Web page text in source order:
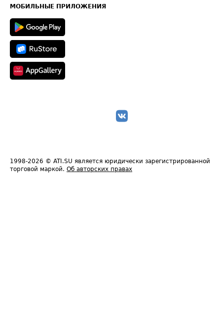
Техническая информация
МОБИЛЬНЫЕ ПРИЛОЖЕНИЯ
1998-2026 © ATI.SU является юридически зарегистрированной
торговой маркой. Об авторских правах